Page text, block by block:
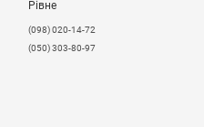
Рівне
(098) 020-14-72
(050) 303-80-97